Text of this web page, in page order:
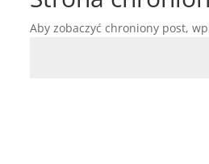
Aby zobaczyć chroniony post,